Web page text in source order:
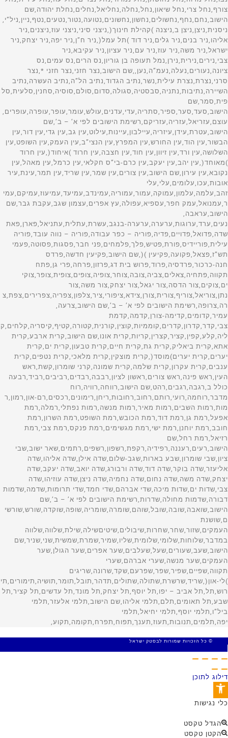
© כל הזכויות שמורות לבסטק ישראל
דילוג לתוכן
פתח סרגל נגישות
כלי נגישות
הגדל טקסט
הקטן טקסט